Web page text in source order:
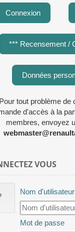
Connexion
*** Recensement /
Données
Pour tout problème de
d'accès à la
membres, envoyez
VOUS
Nom d'utilisateur
Mot de passe